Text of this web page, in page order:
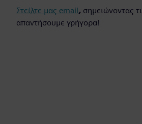
Στείλτε μας email, σημειώνοντας
απαντήσουμε γρήγορα!